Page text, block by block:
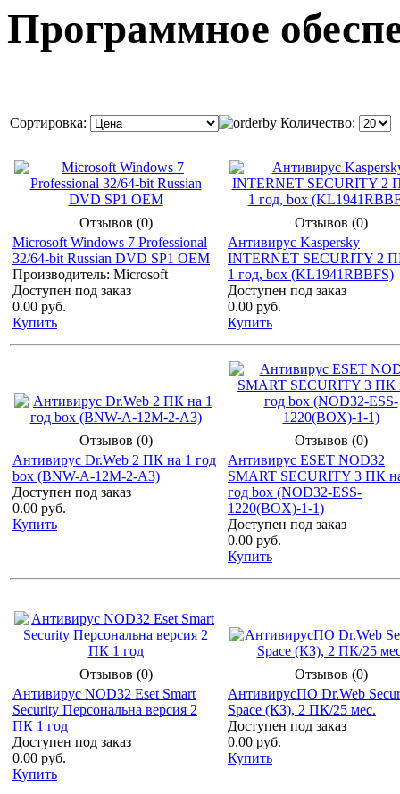
Программное
Сортировка: Количество:
Отзывов (0)
Microsoft Windows 7 Professional
32/64-bit Russian DVD SP1 OEM
Производитель: Microsoft
Доступен под заказ
0.00 руб.
Купить
Отзывов (0)
Антивирус Kaspersky
INTERNET SECURITY 2
1 год, box (KL1941RBBFS)
Доступен под заказ
0.00 руб.
Купить
Отзывов (0)
Антивирус Dr.Web 2 ПК на 1 год
box (BNW-A-12M-2-A3)
Доступен под заказ
0.00 руб.
Купить
Отзывов (0)
Антивирус ESET NOD32
SMART SECURITY 3 ПК
год box (NOD32-ESS-
1220(BOX)-1-1)
Доступен под заказ
0.00 руб.
Купить
Отзывов (0)
Антивирус NOD32 Eset Smart
Security Персональна версия 2
ПК 1 год
Доступен под заказ
0.00 руб.
Купить
Отзывов (0)
АнтивирусПО Dr.Web
Space (КЗ), 2 ПК/25 мес.
Доступен под заказ
0.00 руб.
Купить